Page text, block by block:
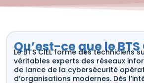
Qu’est-ce que le BTS
Le BTS CIEL forme des techniciens
véritables experts des réseaux
de lance de la cybersécurité
d’organisations modernes. Dès